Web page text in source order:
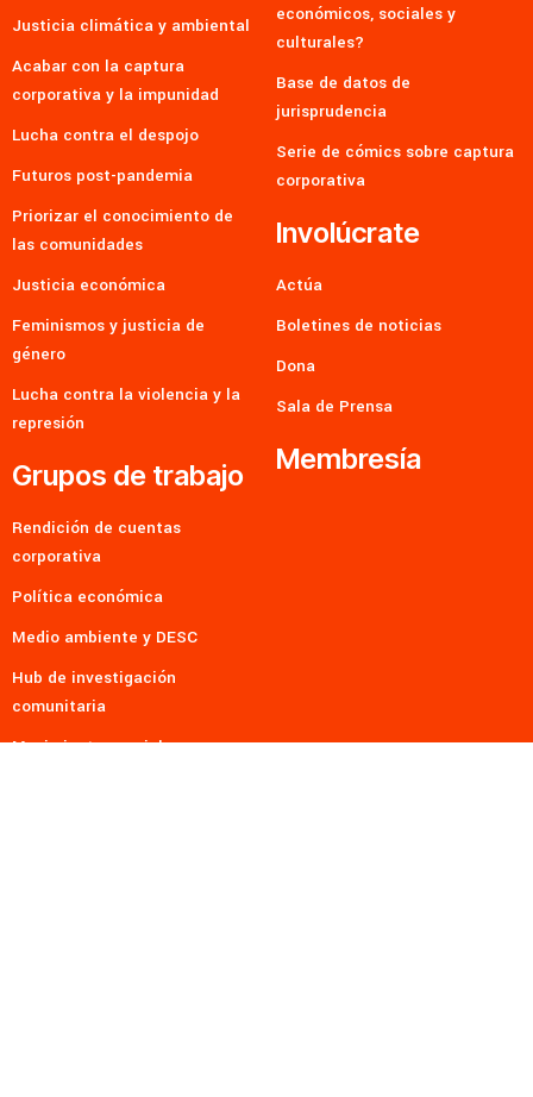
Justicia climática y ambiental
Acabar con la captura
corporativa y la impunidad
Lucha contra el despojo
Futuros post-pandemia
Priorizar el conocimiento de
las comunidades
Justicia económica
Feminismos y justicia de
género
Lucha contra la violencia y la
represión
Grupos de trabajo
Rendición de cuentas
corporativa
Política económica
Medio ambiente y DESC
Hub de investigación
comunitaria
Movimientos sociales
económicos, sociales y
culturales?
Base de datos de
jurisprudencia
Serie de cómics sobre captura
corporativa
Involúcrate
Actúa
Boletines de noticias
Dona
Sala de Prensa
Membresía